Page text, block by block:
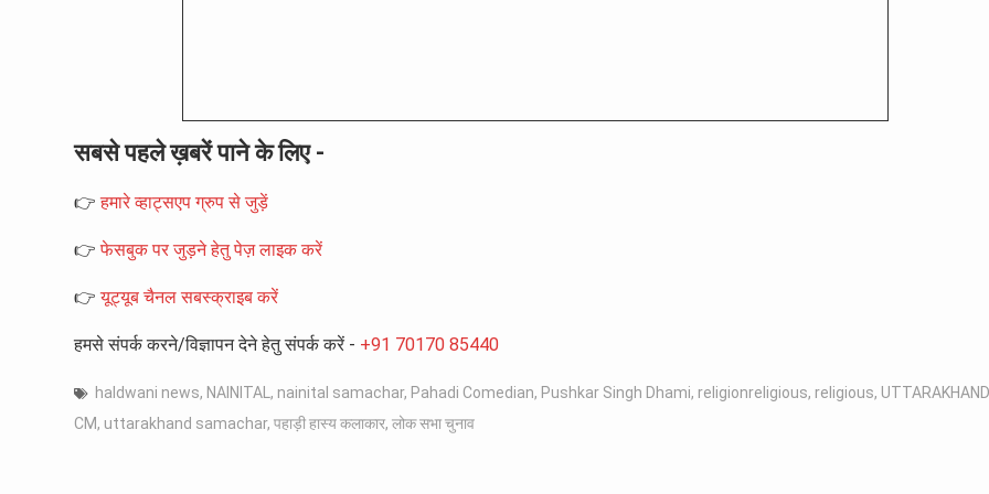
सबसे पहले ख़बरें पाने के लिए -
👉हमारे व्हाट्सएप ग्रुप से जुड़ें
👉फेसबुक पर जुड़ने हेतु पेज़ लाइक करें
👉यूट्यूब चैनल सबस्क्राइब करें
हमसे संपर्क करने/विज्ञापन देने हेतु संपर्क करें - +91 70170 85440
haldwani news, NAINITAL, nainital samachar, Pahadi Comedian, Pushkar Singh Dhami, religionreligious, religious, UTTARAKHAND
CM, uttarakhand samachar, पहाड़ी हास्य कलाकार, लोक सभा चुनाव